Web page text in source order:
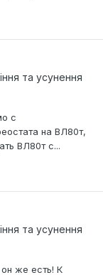
та усунення
с
на ВЛ80т,
ВЛ80т с...
та усунення
же есть! К